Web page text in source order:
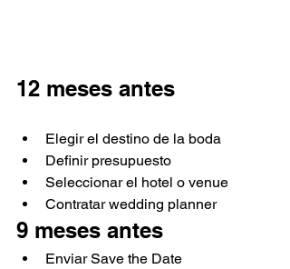
12 meses antes
Elegir el destino de la boda
Definir presupuesto
Seleccionar el hotel o venue
Contratar wedding planner
9 meses antes
Enviar Save the Date